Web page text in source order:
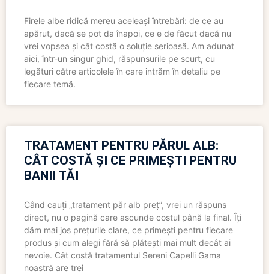
Firele albe ridică mereu aceleași întrebări: de ce au
apărut, dacă se pot da înapoi, ce e de făcut dacă nu
vrei vopsea și cât costă o soluție serioasă. Am adunat
aici, într-un singur ghid, răspunsurile pe scurt, cu
legături către articolele în care intrăm în detaliu pe
fiecare temă.
TRATAMENT PENTRU PĂRUL ALB:
CÂT COSTĂ ȘI CE PRIMEȘTI PENTRU
BANII TĂI
Când cauți „tratament păr alb preț”, vrei un răspuns
direct, nu o pagină care ascunde costul până la final. Îți
dăm mai jos prețurile clare, ce primești pentru fiecare
produs și cum alegi fără să plătești mai mult decât ai
nevoie. Cât costă tratamentul Sereni Capelli Gama
noastră are trei